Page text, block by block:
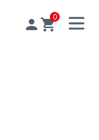
0
MENU